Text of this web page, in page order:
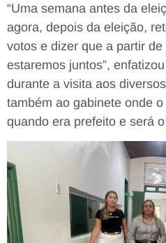
“Uma semana antes da
agora, depois da eleição,
votos e dizer que a partir
estaremos juntos”,
durante a visita aos
também ao gabinete onde
quando era prefeito e será